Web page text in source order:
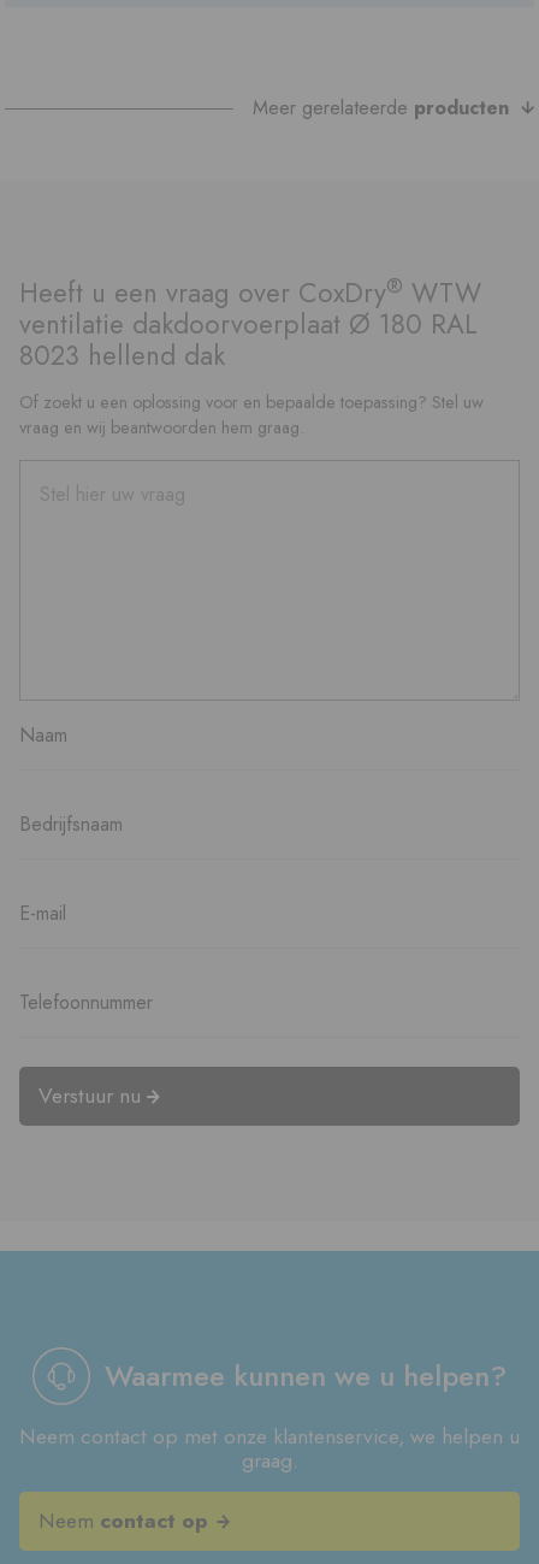
Meer gerelateerde producten
Heeft u een vraag over CoxDry® WTW
ventilatie dakdoorvoerplaat Ø 180 RAL
8023 hellend dak
Of zoekt u een oplossing voor en bepaalde toepassing? Stel uw
vraag en wij beantwoorden hem graag.
Verstuur nu
Waarmee kunnen we u helpen?
Neem contact op met onze klantenservice, we helpen u
graag.
Neem contact op